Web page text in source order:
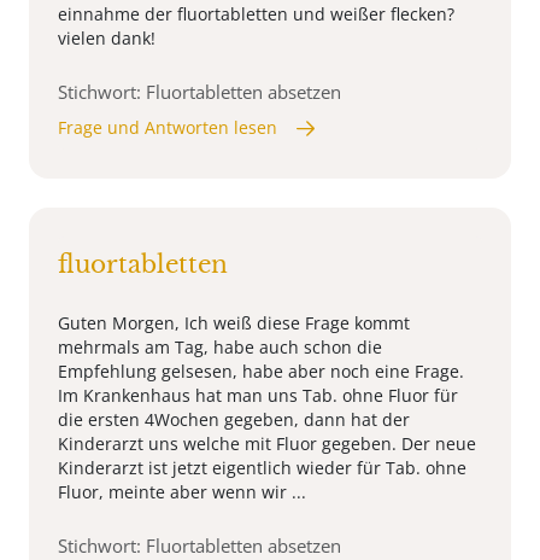
einnahme der fluortabletten und weißer flecken?
vielen dank!
Stichwort: Fluortabletten absetzen
Frage und Antworten lesen
fluortabletten
Guten Morgen, Ich weiß diese Frage kommt
mehrmals am Tag, habe auch schon die
Empfehlung gelsesen, habe aber noch eine Frage.
Im Krankenhaus hat man uns Tab. ohne Fluor für
die ersten 4Wochen gegeben, dann hat der
Kinderarzt uns welche mit Fluor gegeben. Der neue
Kinderarzt ist jetzt eigentlich wieder für Tab. ohne
Fluor, meinte aber wenn wir ...
Stichwort: Fluortabletten absetzen